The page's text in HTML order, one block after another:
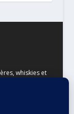
whiskies et
amateurs de